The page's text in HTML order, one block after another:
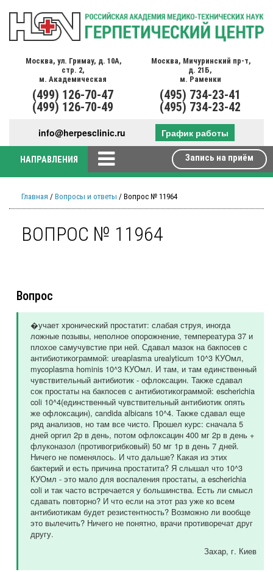
Москва, ул. Гримау, д. 10А,
стр. 2,
м. Академическая
(499) 126-70-47
(499) 126-70-49
Москва, Мичуринский пр-т,
д. 21Б,
м. Раменки
(495) 734-23-41
(495) 734-23-42
info@herpesclinic.ru График работы
НАПРАВЛЕНИЯ Запись на приём
Главная / Вопросы и ответы / Вопрос № 11964
ВОПРОС № 11964
Вопрос
�учает хронический простатит: слабая струя, иногда
ложные позывы, неполное опорожнение, темпереатура 37 и
плохое самучувстие при ней. Сдавал мазок на бакпосев с
антибиотикограммой: ureaplasma urealyticum 10^3 КУОмл,
mycoplasma hominis 10^3 КУОмл. И там, и там единственный
чувствительный антибиотик - офлоксацин. Также сдавал
сок простаты на бакпосев с антибиотикограммой: escherichia
coli 10^4(единственный чувствительный антибиотик опять
же офлоксацин), candida albicans 10^4. Также сдавал еще
ряд анализов, но там все чисто. Прошел курс: сначала 5
дней оргил 2р в день, потом офлоксацин 400 мг 2р в день +
флуконазол (противогрибковый) 50 мг 1р в день 7 дней.
Ничего не поменялось. И что дальше? Какая из этих
бактерий и есть причина простатита? Я слышал что 10^3
КУОмл - это мало для воспаления простаты, а escherichia
coli и так часто встречается у большинства. Есть ли смысл
сдавать повторно? И что если на этот раз уже ко всем
антибиотикам будет резистентность? Возможно ли вообще
это вылечить? Ничего не понятно, врачи противоречат друг
другу.
Захар, г. Киев